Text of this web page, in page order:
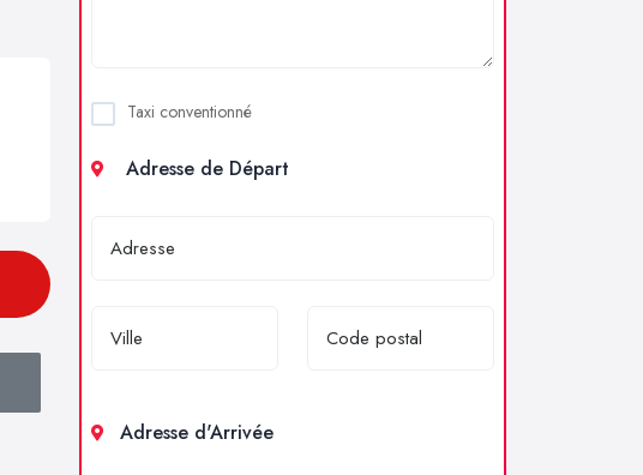
Taxi conventionné
Adresse de Départ
Adresse d'Arrivée